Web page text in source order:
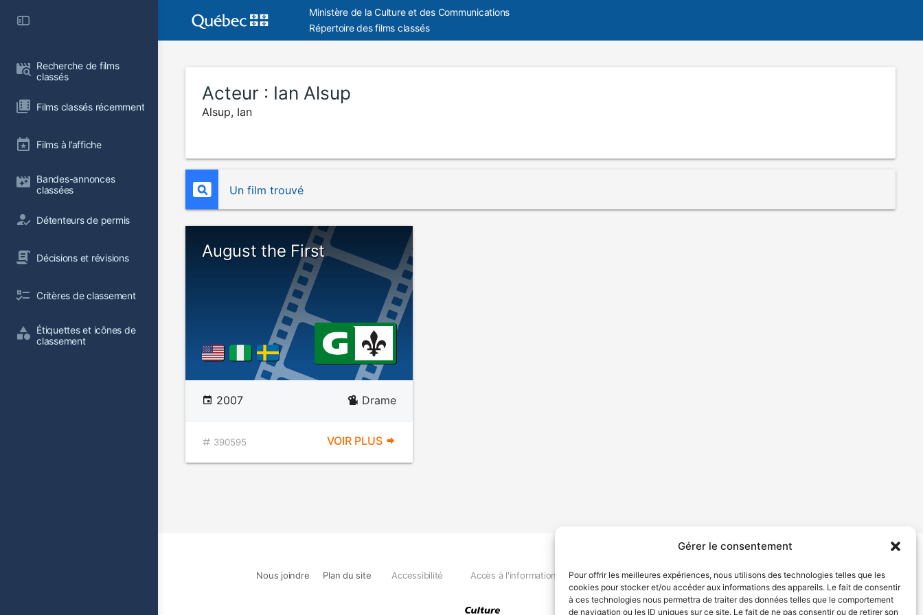
Gérer le consentement
Pour offrir les meilleures expériences, nous utilisons des technologies telles que les
cookies pour stocker et/ou accéder aux informations des appareils. Le fait de consentir
à ces technologies nous permettra de traiter des données telles que le comportement
de navigation ou les ID uniques sur ce site. Le fait de ne pas consentir ou de retirer son
Recherche de films
classés
Films classés récemment
Films à l’affiche
Bandes-annonces
classées
Détenteurs de permis
Décisions et révisions
Critères de classement
Étiquettes et icônes de
classement
Ministère de la Culture et des Communications
Répertoire des films classés
Acteur : Ian Alsup
Alsup, Ian
Un film trouvé
August the First
2007 Drame
390595 VOIR PLUS
Nous joindre Plan du site Accessibilité Accès à l'information Déclaration de services Politique de confidentialité